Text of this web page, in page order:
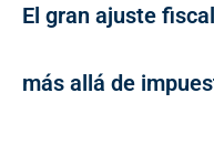
El gran ajuste
más allá de